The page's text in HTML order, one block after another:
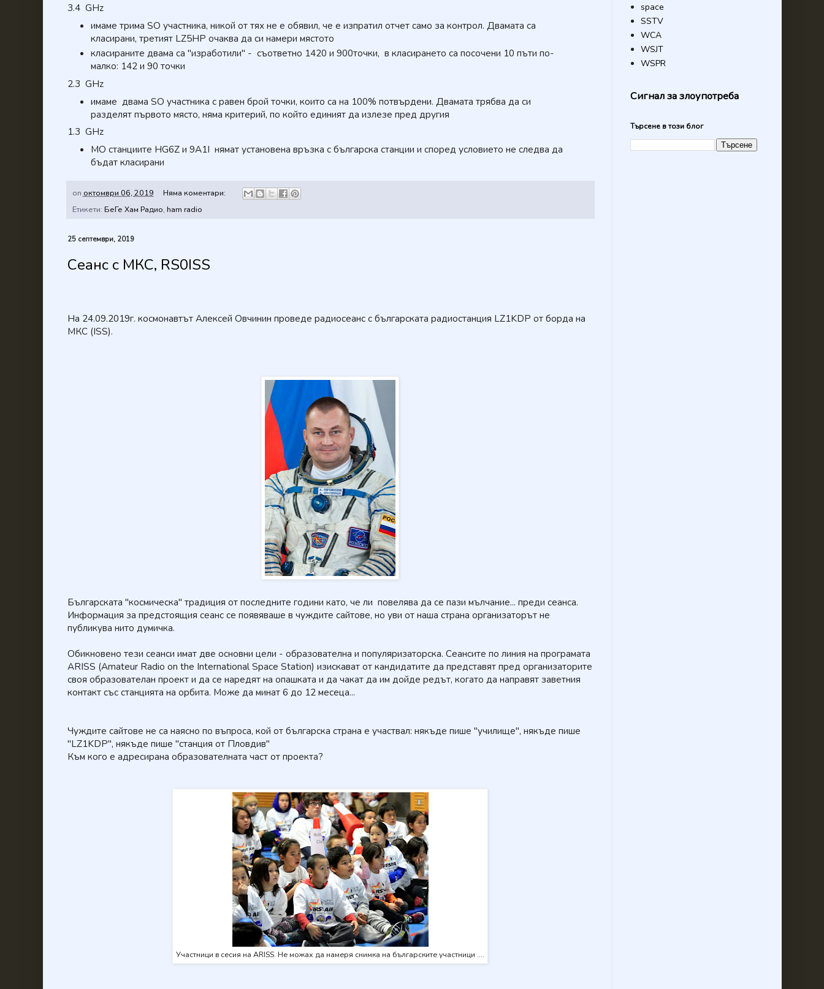
3.4 GHz
имаме трима SO участника, никой от тях не е обявил, че е изпратил отчет само за контрол. Двамата са
класирани, третият LZ5HP очаква да си намери мястото
класираните двама са "изработили" - съответно 1420 и 900точки, в класирането са посочени 10 пъти по-
малко: 142 и 90 точки
2.3 GHz
имаме двама SO участника с равен брой точки, които са на 100% потвърдени. Двамата трябва да си
разделят първото място, няма критерий, по който единият да излезе пред другия
1.3 GHz
МО станциите HG6Z и 9A1I нямат установена връзка с българска станции и според условието не следва да
бъдат класирани
on октомври 06, 2019
Няма коментари:
Етикети: БеГе Хам Радио, ham radio
25 септември, 2019
Сеанс с МКС, RS0ISS
На 24.09.2019г. космонавтът Алексей Овчинин проведе радиосеанс с българската радиостанция LZ1KDP от борда на
МКС (ISS).
Българската "космическа" традиция от последните години като, че ли повелява да се пази мълчание... преди сеанса.
Информация за предстоящия сеанс се появяваше в чуждите сайтове, но уви от наша страна организаторът не
публикува нито думичка.
Обикновено тези сеанси имат две основни цели - образователна и популяризаторска. Сеансите по линия на програмата
ARISS (Amateur Radio on the International Space Station) изискават от кандидатите да представят пред организаторите
своя образователан проект и да се наредят на опашката и да чакат да им дойде редът, когато да направят заветния
контакт със станцията на орбита. Може да минат 6 до 12 месеца...
Чуждите сайтове не са наясно по въпроса, кой от българска страна е участвал: някъде пише "училище", някъде пише
"LZ1KDP", някъде пише "станция от Пловдив"
Към кого е адресирана образователната част от проекта?
Участници в сесия на ARISS. Не можах да намеря снимка на българските участници ....
space
SSTV
WCA
WSJT
WSPR
Сигнал за злоупотреба
Търсене в този блог